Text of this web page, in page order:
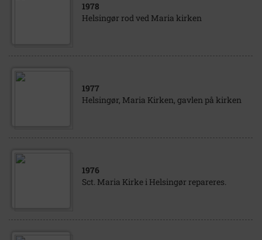
1978
Helsingør rod ved Maria kirken
1977
Helsingør, Maria Kirken, gavlen på kirken
1976
Sct. Maria Kirke i Helsingør repareres.